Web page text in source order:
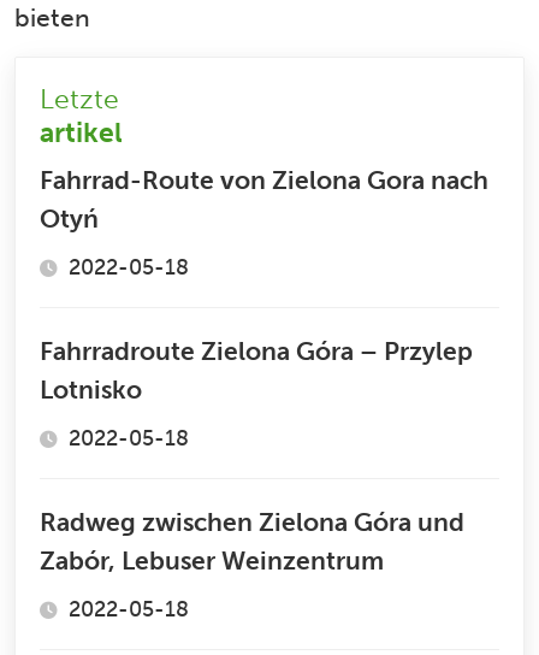
bieten
Letzte
artikel
Fahrrad-Route von Zielona Gora nach
Otyń
2022-05-18
Fahrradroute Zielona Góra – Przylep
Lotnisko
2022-05-18
Radweg zwischen Zielona Góra und
Zabór, Lebuser Weinzentrum
2022-05-18